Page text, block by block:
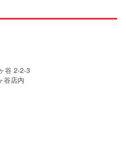
谷 2-2-3
谷店内